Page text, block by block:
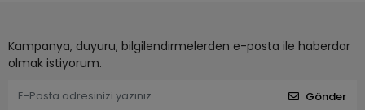
Kampanya, duyuru, bilgilendirmelerden e-posta ile haberdar
olmak istiyorum.
Gönder